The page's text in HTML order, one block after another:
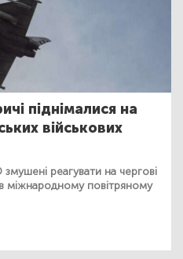
піднімалися на
військових
змушені реагувати на чергові
в міжнародному повітряному